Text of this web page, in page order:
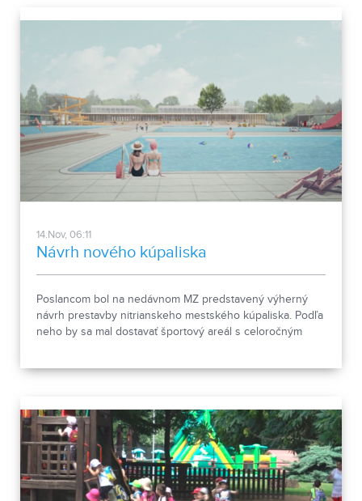
14.Nov, 06:11
Návrh nového kúpaliska
Poslancom bol na nedávnom MZ predstavený výherný
návrh prestavby nitrianskeho mestského kúpaliska. Podľa
neho by sa mal dostavať športový areál s celoročným